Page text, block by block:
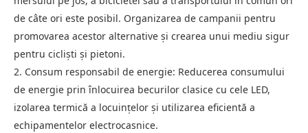
de câte ori este posibil. Organizarea de campanii pentru
promovarea acestor alternative și crearea unui mediu sigur
pentru cicliști și pietoni.
2. Consum responsabil de energie: Reducerea consumului
de energie prin înlocuirea becurilor clasice cu cele LED,
izolarea termică a locuințelor și utilizarea eficientă a
echipamentelor electrocasnice.